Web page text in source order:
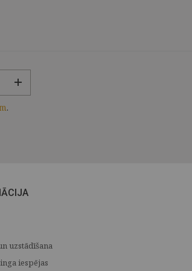
.
uzstādīšana
iespējas